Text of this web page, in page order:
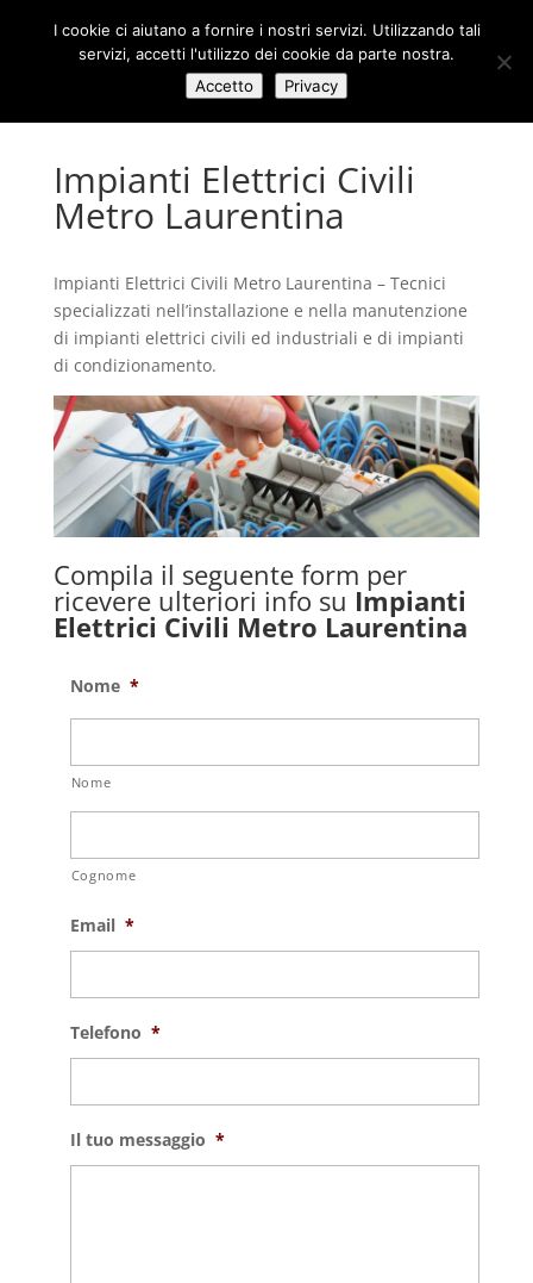
Impianti Elettrici Civili
Metro Laurentina
Impianti Elettrici Civili Metro Laurentina – Tecnici
specializzati nell’installazione e nella manutenzione
di impianti elettrici civili ed industriali e di impianti
di condizionamento.
Compila il seguente form per
ricevere ulteriori info su Impianti
Elettrici Civili Metro Laurentina
Nome *
Nome
Cognome
Email *
Telefono *
Il tuo messaggio *
I cookie ci aiutano a fornire i nostri servizi. Utilizzando tali
servizi, accetti l'utilizzo dei cookie da parte nostra.
Accetto
Privacy